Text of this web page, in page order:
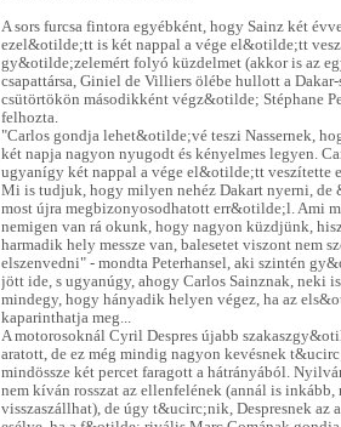
A sors furcsa fintora egyébként, hogy Sainz két
ezel&otilde;tt is két nappal a vége el&otilde;tt
gy&otilde;zelemért folyó küzdelmet (akkor is az
csapattársa, Giniel de Villiers ölébe hullott a Dakar-
csütörtökön másodikként végz&otilde; Stéphane
felhozta.
"Carlos gondja lehet&otilde;vé teszi Nassernek,
két napja nagyon nyugodt és kényelmes legyen.
ugyanígy két nappal a vége el&otilde;tt veszítette
Mi is tudjuk, hogy milyen nehéz Dakart nyerni, de
most újra megbizonyosodhatott err&otilde;l. Ami
nemigen van rá okunk, hogy nagyon küzdjünk,
harmadik hely messze van, balesetet viszont nem
elszenvedni" - mondta Peterhansel, aki szintén
jött ide, s ugyanúgy, ahogy Carlos Sainznak, neki
mindegy, hogy hányadik helyen végez, ha az
kaparinthatja meg...
A motorosoknál Cyril Despres újabb
aratott, de ez még mindig nagyon kevésnek
mindössze két percet faragott a hátrányából.
nem kíván rosszat az ellenfelének (annál is inkább,
visszaszállhat), de úgy t&ucirc;nik, Despresnek az